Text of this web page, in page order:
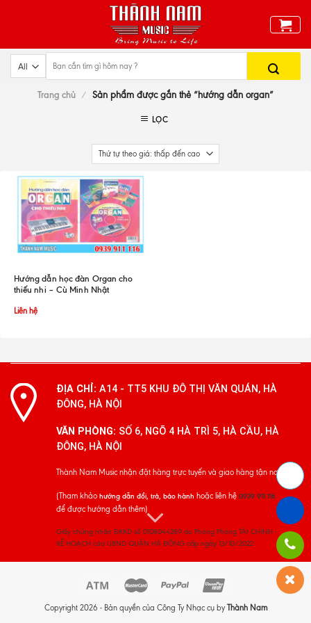
Trang chủ / Sản phẩm được gắn thẻ “hướng dẫn organ”
LỌC
Hướng dẫn học đàn Organ cho
thiếu nhi – Cù Minh Nhật
Liên hệ
ĐỊA CHỈ: A14 - TT5 KHU ĐÔ THỊ VĂN QUÁN, HÀ
ĐÔNG, HÀ NỘI
VĂN PHÒNG: SỐ 6, NGÕ 4 HÀ TRÌ 5, HÀ CẦU, HÀ
ĐÔNG, HÀ NỘI
Thành Nam Music nhận đặt hàng trực tuyến và giao hàng tận nơi
(Tham khảo hướng dẫn đổi, trả, bảo hành hoặc liên hệ 0939 911 116
để được hướng dẫn thêm)
Giấy chứng nhận ĐKKD số 0108044289 do Phòng Phòng TÀI CHÍNH -
KẾ HOẠCH của UBND QUẬN HÀ ĐÔNG cấp ngày 13/10/2022
Copyright 2026 - Bản quyền của Công Ty Nhạc cụ by Thành Nam